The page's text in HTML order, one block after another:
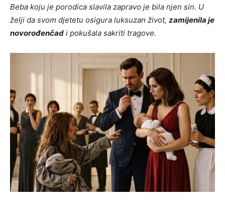
Beba koju je porodica slavila zapravo je bila njen sin. U
želji da svom djetetu osigura luksuzan život, zamijenila je
novorođenčad i pokušala sakriti tragove.